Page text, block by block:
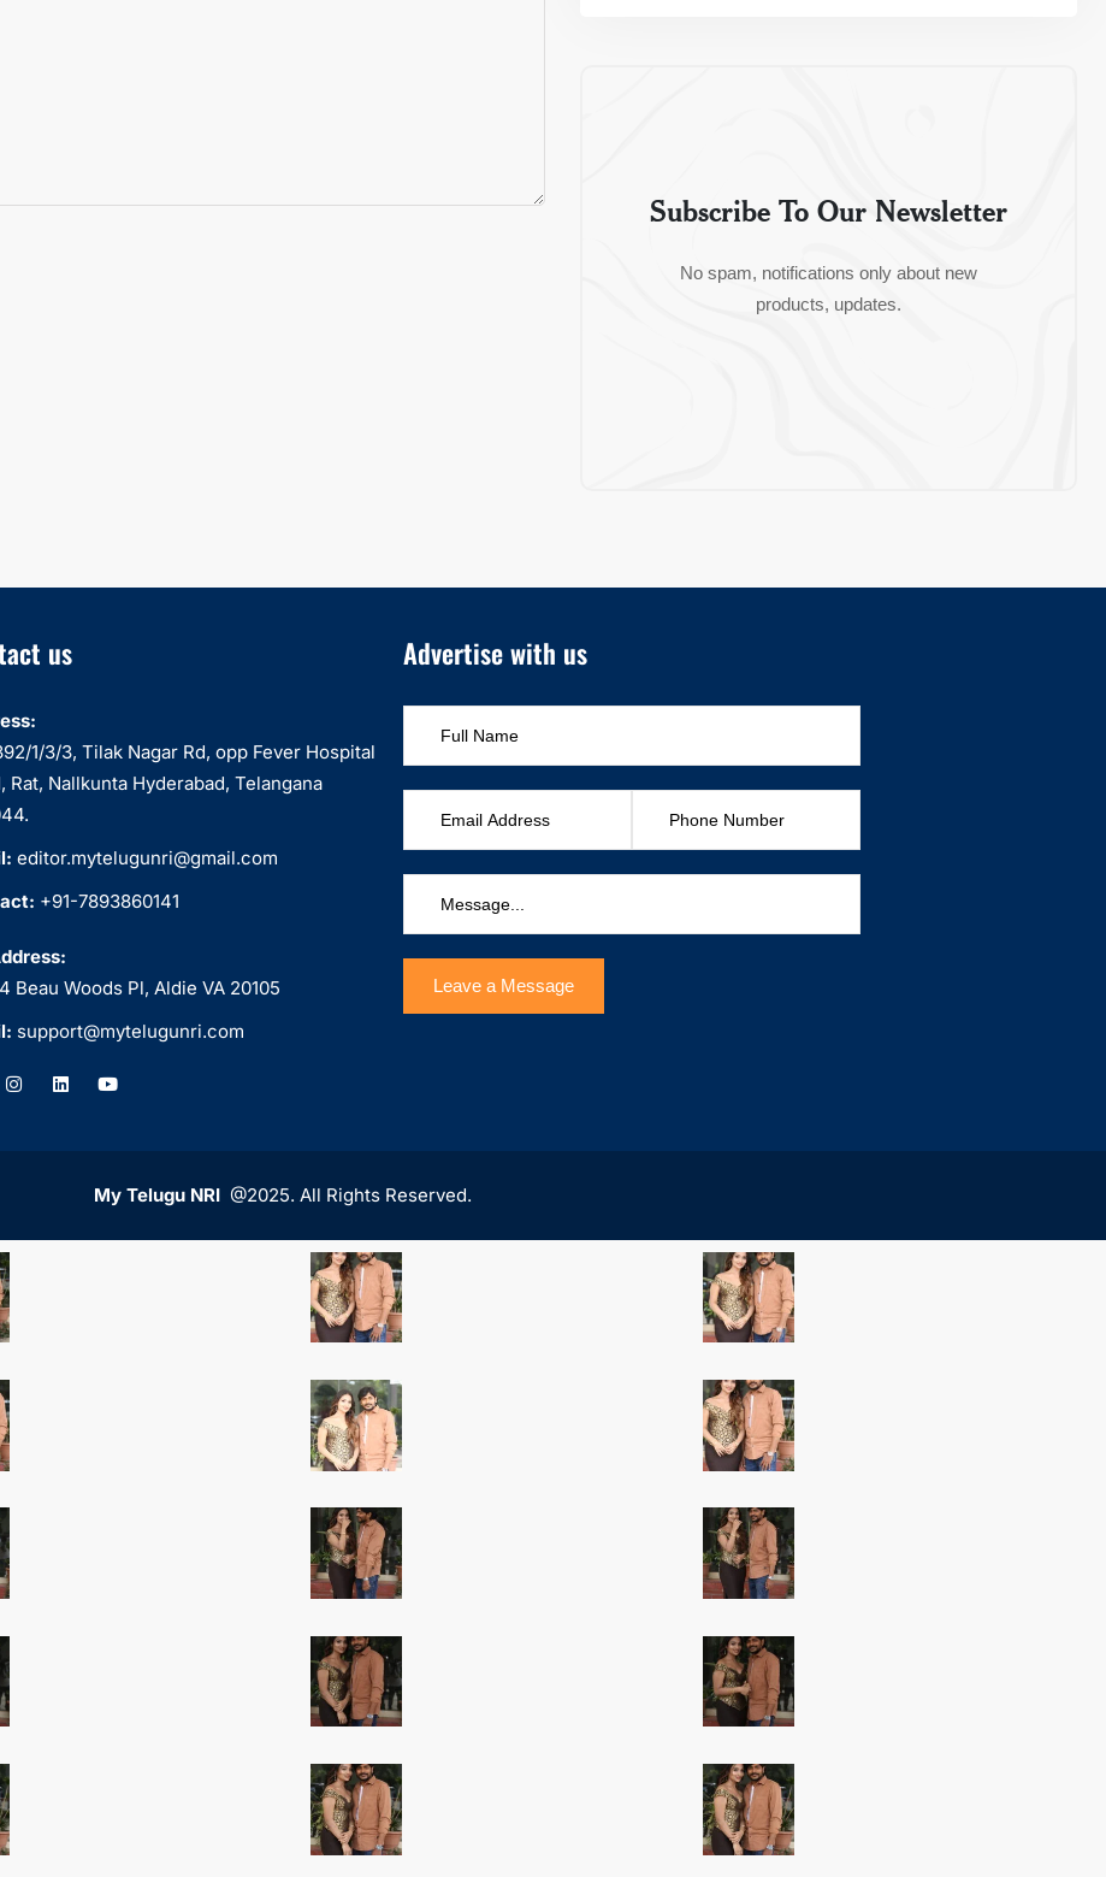
Subscribe To Our Newsletter
No spam, notifications only about new
products, updates.
us
1/3/3, Tilak Nagar Rd, opp Fever Hospital
Rat, Nallkunta Hyderabad, Telangana
editor.mytelugunri@gmail.com
+91-7893860141
Beau Woods Pl, Aldie VA 20105
support@mytelugunri.com
Advertise with us
My Telugu NRI @2025. All Rights Reserved.